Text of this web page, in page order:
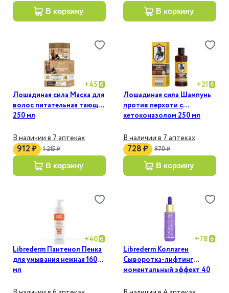
в корзину в корзину
+45
Лошадиная сила Маска для
волос питательная тающая
250 мл
В наличии в 7 аптеках
912 ₽ 1 215 ₽
в корзину
+21
Лошадиная сила Шампунь
против перхоти с
кетоконазолом 250 мл
В наличии в 7 аптеках
728 ₽ 970 ₽
в корзину
+40
Librederm Пантенол Пенка
для умывания нежная 160
мл
+ 78
Librederm Коллаген
Сыворотка-лифтинг
моментальный эффект 40